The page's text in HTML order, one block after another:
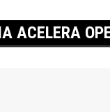
ACELERA